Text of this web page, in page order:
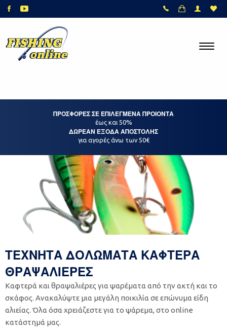
ΠΡΟΣΦΟΡΕΣ ΣΕ ΕΠΙΛΕΓΜΕΝΑ ΠΡΟΙΟΝΤΑ
έως και 50%
ΔΩΡΕΑΝ ΕΞΟΔΑ ΑΠΟΣΤΟΛΗΣ
για αγορές άνω των 50€
ΤΕΧΝΗΤΑ ΔΟΛΩΜΑΤΑ ΚΑΦΤΕΡΑ
ΘΡΑΨΑΛΙΕΡΕΣ
Καφτερά και θραψαλιέρες για ψαρέματα από την ακτή και το
σκάφος. Ανακαλύψτε μια μεγάλη ποικιλία σε επώνυμα είδη
αλιείας. Όλα όσα χρειάζεστε για το ψάρεμα, στο online
κατάστημά μας.